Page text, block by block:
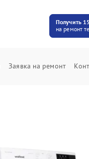
Получить
на ремонт
Заявка на ремонт